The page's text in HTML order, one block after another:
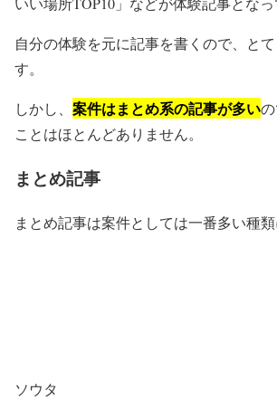
自分の体験を元に記事を書くので、と
す。
しかし、 案件はまとめ系の記事が多い
ことはほとんどありません。
まとめ記事
まとめ記事は案件としては一番多い種類
ソウタ